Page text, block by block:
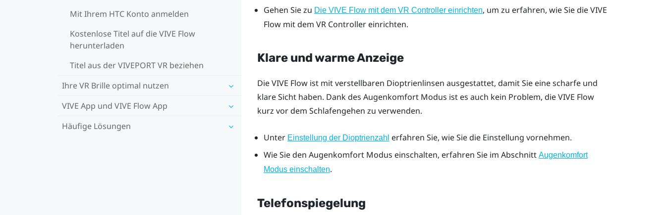
Mit Ihrem HTC Konto anmelden
Kostenlose Titel auf die VIVE Flow
herunterladen
Titel aus der VIVEPORT VR beziehen
Ihre VR Brille optimal nutzen
VIVE App und VIVE Flow App
Häufige Lösungen
Gehen Sie zu Die VIVE Flow mit dem VR Controller einrichten, um zu erfahren, wie Sie dieVIVE
Flowmit dem VR Controller einrichten.
Klare und warme Anzeige
DieVIVE Flowist mit verstellbaren Dioptrienlinsen ausgestattet, damit Sie eine scharfe und
klare Sicht haben. Dank des Augenkomfort Modus ist es auch kein Problem, dieVIVE Flow
kurz vor dem Schlafengehen zu verwenden.
Unter Einstellung der Dioptrienzahl erfahren Sie, wie Sie die Einstellung vornehmen.
Wie Sie den Augenkomfort Modus einschalten, erfahren Sie im Abschnitt Augenkomfort
Modus einschalten.
Telefonspiegelung